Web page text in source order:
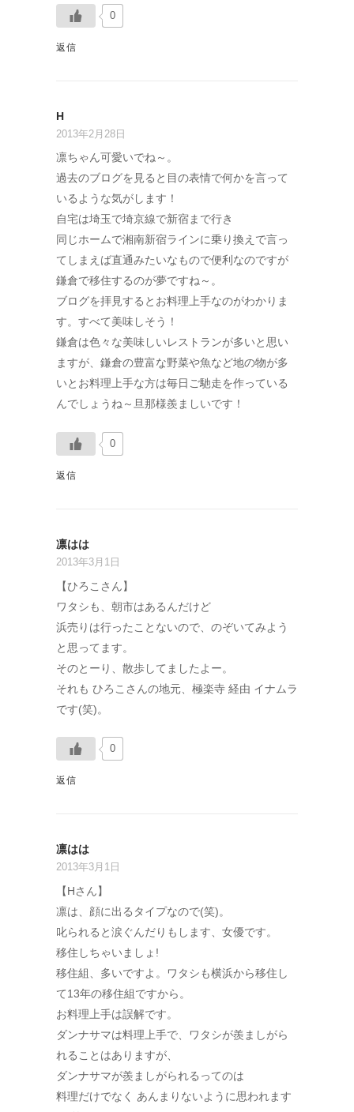
0
返信
H
2013年2月28日
凛ちゃん可愛いでね～。
過去のブログを見ると目の表情で何かを言って
いるような気がします！
自宅は埼玉で埼京線で新宿まで行き
同じホームで湘南新宿ラインに乗り換えで言っ
てしまえば直通みたいなもので便利なのですが
鎌倉で移住するのが夢ですね～。
ブログを拝見するとお料理上手なのがわかりま
す。すべて美味しそう！
鎌倉は色々な美味しいレストランが多いと思い
ますが、鎌倉の豊富な野菜や魚など地の物が多
いとお料理上手な方は毎日ご馳走を作っている
んでしょうね～旦那様羨ましいです！
0
返信
凛はは
2013年3月1日
【ひろこさん】
ワタシも、朝市はあるんだけど
浜売りは行ったことないので、のぞいてみよう
と思ってます。
そのとーり、散歩してましたよー。
それも ひろこさんの地元、極楽寺 経由 イナムラ
です(笑)。
0
返信
凛はは
2013年3月1日
【Hさん】
凛は、顔に出るタイプなので(笑)。
叱られると涙ぐんだりもします、女優です。
移住しちゃいましょ!
移住組、多いですよ。ワタシも横浜から移住し
て13年の移住組ですから。
お料理上手は誤解です。
ダンナサマは料理上手で、ワタシが羨ましがら
れることはありますが、
ダンナサマが羨ましがられるってのは
料理だけでなく あんまりないように思われます